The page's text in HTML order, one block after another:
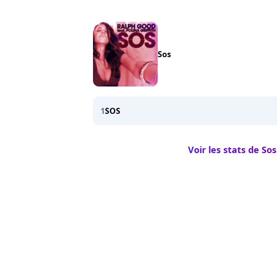
Sos
1SOS
Voir les stats de Sos